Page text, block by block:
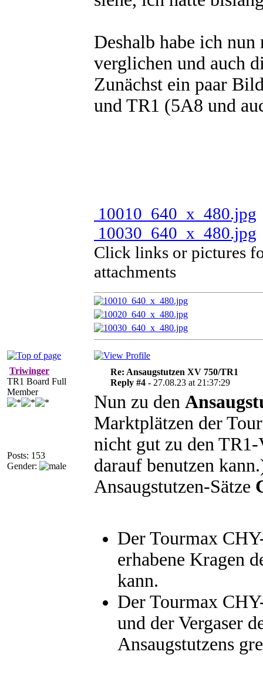
Deshalb habe ich
verglichen und auch
Zunächst ein paar
und TR1 (5A8 und
10010_640_x_480.jpg
10030_640_x_480.jpg
Click links or pictures
attachments
Triwinger
TR1 Board Full
Member
Posts: 153
Gender:
Re: Ansaugstutzen XV 750/TR1
Reply #4 - 27.08.23 at 21:37:29
Nun zu den
Marktplätzen der
nicht gut zu den
darauf benutzen
Ansaugstutzen-Sätze
Der Tourmax
erhabene Kragen
kann.
Der Tourmax
und der Vergaser
Ansaugstutzens